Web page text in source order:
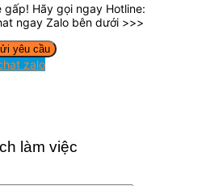
gấp! Hãy gọi ngay Hotline:
ngay Zalo bên dưới >>>
zalo
làm việc